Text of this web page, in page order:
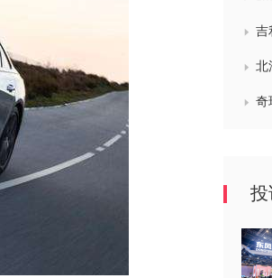
吉
北
奇
投